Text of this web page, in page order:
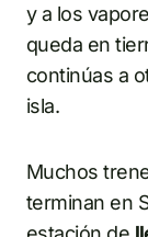
y a los
queda en
continúas a
isla.
Muchos
terminan en